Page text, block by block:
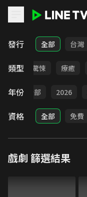
LINE TV - 戲劇
發行 全部 台灣
類型
奇幻 驚悚 療癒
年份 全部 2026
資格 全部 免費
戲劇 篩選結果